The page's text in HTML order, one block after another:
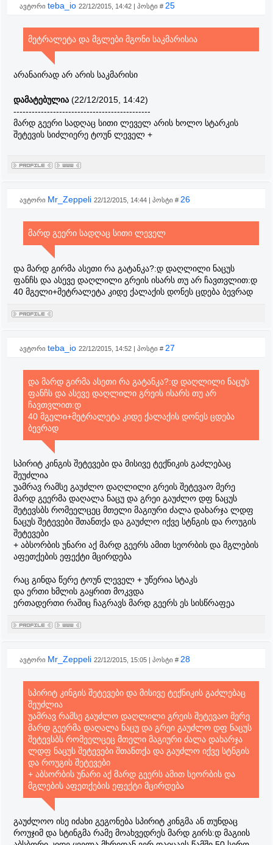
ავტორი teba_io 22/12/2015, 14:42 | პოსტი # 25
მეტრალეტა და მგლები მგონი საკმარისია
არანაირად არ არის საკმარისი
დამატებულია (22/12/2015, 14:42)
---------------------------------------------
მარდ გეერი სადღაც სითი ლეველ არის ხოლო სტარკის
შეტევის სიძლიერე ტოუნ ლეველ +
ავტორი Mr_Zeppeli 22/12/2015, 14:44 | პოსტი # 26
მარდ გეერი სადღაც სითი ლეველ
და მარდ გირმა ასეთი რა გატანკა?:დ დაღლილი ნაცუს
ფანჩს და ასევე დაღლილი გრეის ისარს თუ არ ჩავთვლით:დ
40 მგელი+მეტრალეტა კიდე ქალაქის დონეს ცდება ბევრად
ავტორი teba_io 22/12/2015, 14:52 | პოსტი # 27
და მარდ გირმა ასეთი რა გატანკა?:დ დაღლილი ნაცუს
ფანჩს და ასევე დაღლილი გრეის ისარს თუ არ
ჩავთვლით:დ
40 მგელი+მეტრალეტა კიდე ქალაქის დონეს ცდება
ბევრად
სპირიტ კინგის შეტევები და მისივე ტექნიკის გაძლებაც
შეუძლია
უამრავ რამსე გაუძლო დაღლილი გრეის შეტევაო მერე
მარდ გეერმა დაღალა ნაცუ და გრეი გაუძლო დფ ნაცუს
შეტევსბს რომეელცეც მთელი მაგიური ძალა დახარჯა ლდფ
ნაცუს შეტევები შთანთქა და გაუძლო იქვე სტნგის და როუგის
შეტევები
+ აბსორბის უნარი აქ მარდ გეერს ამით სეორბის და მგლების
აფეთქების ეფექტი მცირდება
რაც გინდა წერე ტოუნ ლეველ + უწერია სტაკს
და ერთი ხმლის გაყრით მოკვდა
ერთადერთი რაშიც ჩაგრავს მარდ გეერს ეს სისწრაფეა
ავტორი Mr_Zeppeli 22/12/2015, 15:05 | პოსტი # 28
სპირიტ კინგის შეტევები და მისივე ტექნიკის გაძლებაც
შეუძლია
უამრავ რამსე გაუძლო დაღლილი გრეის შეტევაო მერე
მარდ გეერმა დაღალა ნაცუ და გრეი გაუძლო დფ ნაცუს
შეტევსბს რომეელცეც მთელი მაგიური ძალა დახარჯა
ლდფ ნაცუს შეტევები შთანთქა და გაუძლო იქვე სტნგის
და როუგის შეტევები
+ აბსორბის უნარი აქ მარდ გეერს ამით სეორბის და
მგლების აფეთქების ეფექტი მცირდება
გაუძლოო ისე იძახი გეგონება სპირიტ კინგმა ან თუნდაც
როუჯიმ და სტინგმა რამე მოახვედრეს მარდ გირს:დ მაგიის